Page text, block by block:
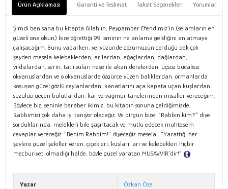
Ürün Açıklaması Garanti ve Teslimat Taksit Seçenekleri Yorumlar
Şimdi ben sana bu kitapta Allah’ın, Peygamber Efendimiz’in (selamların en
güzeli ona olsun) bize öğrettiği 99 isminin ne anlama geldiğini anlatmaya
çalışacağım. Bunu yaparken, yeryüzünde gözümüzün gördüğü pek çok
şeyden mesela kelebeklerden, arılardan, ağaçlardan, dağlardan,
yıldızlardan, serin, tatlı suları neşe ile akan derelerden, uçsuz bucaksız
okyanuslardan ve o okyanuslarda özgürce yüzen balıklardan, ormanlarda
koşuşan güzel gözlü ceylanlardan, kanatlarını aça kapata uçan kuşlardan,
süzülüp geçen bulutlardan, kar ve yağmur tanelerinden misaller vereceğim.
Böylece biz, seninle beraber ikimiz, bu kitabın sonuna geldiğimizde,
Rabbimizi çok daha iyi tanıyor olacağız. Ve birgün bize, “Rabbin kim?” diye
sorduklarında, melekleri bile şaşırtacak ve mutlu edecek muhteşem
cevaplar vereceğiz. “Benim Rabbim!” diyeceğiz mesela... “Yarattığı her
şeylere güzel şekiller veren, çiçekleri, kuşları, arı ve kelebekleri hiçbir
mecburiyeti olmadığı halde, böyle güzel yaratan MUSAVVİR’dir!”
Yazar Özkan Öze